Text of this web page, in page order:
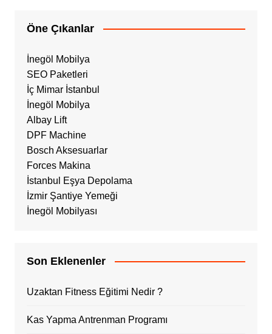
Öne Çıkanlar
İnegöl Mobilya
SEO Paketleri
İç Mimar İstanbul
İnegöl Mobilya
Albay Lift
DPF Machine
Bosch Aksesuarlar
Forces Makina
İstanbul Eşya Depolama
İzmir Şantiye Yemeği
İnegöl Mobilyası
Son Eklenenler
Uzaktan Fitness Eğitimi Nedir ?
Kas Yapma Antrenman Programı